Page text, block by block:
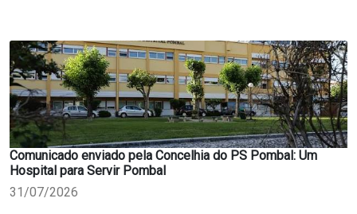
Comunicado enviado pela Concelhia do PS Pombal: Um
Hospital para Servir Pombal
31/07/2026